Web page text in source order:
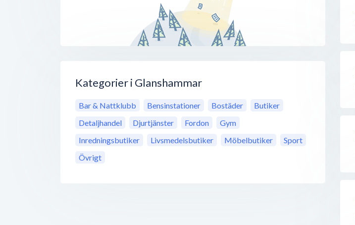
Kategorier i Glanshammar
Bar & Nattklubb Bensinstationer Bostäder
Butiker
Detaljhandel
Djurtjänster Fordon
Gym
Inredningsbutiker
Livsmedelsbutiker Möbelbutiker
Sport
Övrigt